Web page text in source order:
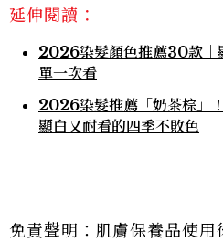
延伸閱讀：
2026染髮顏色推薦30款｜
單一次看
2026染髮推薦「奶茶棕」
顯白又耐看的四季不敗色
免責聲明：肌膚保養品使